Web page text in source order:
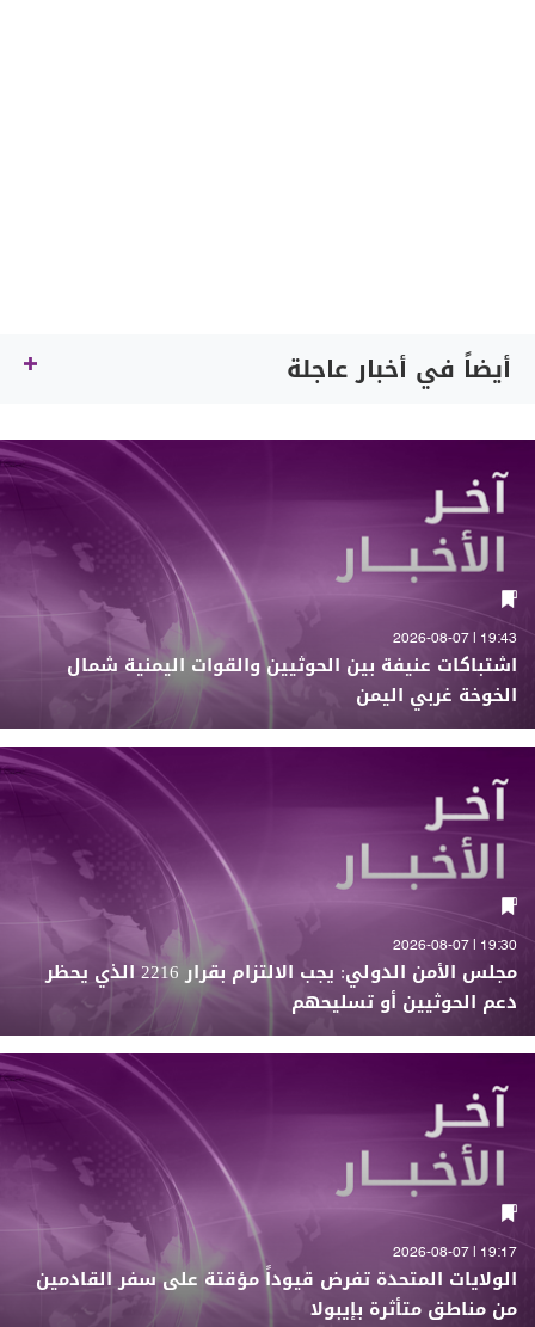
أيضاً في أخبار عاجلة
19:43 | 2026-08-07
اشتباكات عنيفة بين الحوثيين والقوات اليمنية شمال
الخوخة غربي اليمن
19:30 | 2026-08-07
مجلس الأمن الدولي: يجب الالتزام بقرار 2216 الذي يحظر
دعم الحوثيين أو تسليحهم
19:17 | 2026-08-07
الولايات المتحدة تفرض قيوداً مؤقتة على سفر القادمين
من مناطق متأثرة بإيبولا